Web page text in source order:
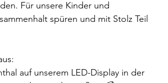
Für unsere Kinder und
spüren und mit Stolz Teil
auf unserem LED-Display in der